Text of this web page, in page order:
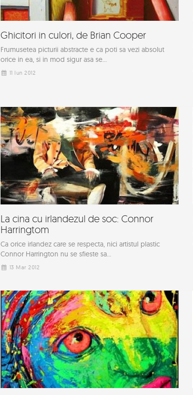
Ghicitori in culori, de Brian Cooper
Frumusetea picturii abstracte e ca poti sa vezi absolut
orice in ea, si in mod sigur asa se...
11 Iun 2012
La cina cu irlandezul de soc: Connor
Harringtom
Ca orice irlandez care se respecta, nici artistul plastic
Connor Harrington nu se sfieste sa...
13 Mar 2012